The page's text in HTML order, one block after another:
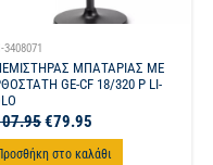
3408071
ΜΠΑΤΑΡΙΑΣ ΜΕ
GE-CF 18/320 P LI-
€79.95
στο καλάθι